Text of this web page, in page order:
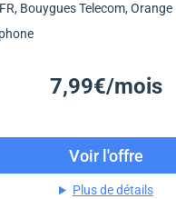
Bouygues Telecom, Orange
7,99€/mois
Voir l'offre
Plus de détails